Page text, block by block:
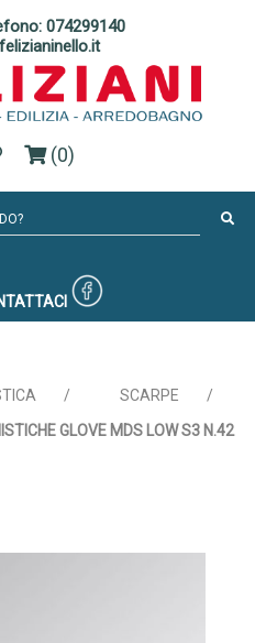
074299140
(0)
/ SCARPE
/
GLOVE MDS LOW S3 N.42